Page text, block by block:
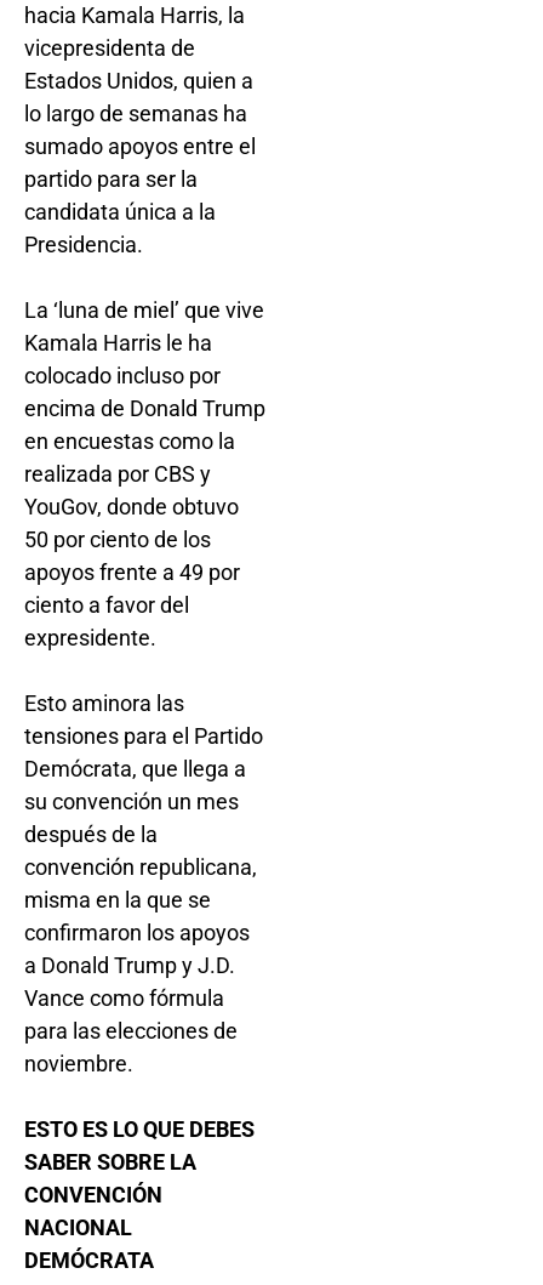
hacia Kamala Harris, la
vicepresidenta de
Estados Unidos, quien a
lo largo de semanas ha
sumado apoyos entre el
partido para ser la
candidata única a la
Presidencia.
La ‘luna de miel’ que vive
Kamala Harris le ha
colocado incluso por
encima de Donald Trump
en encuestas como la
realizada por CBS y
YouGov, donde obtuvo
50 por ciento de los
apoyos frente a 49 por
ciento a favor del
expresidente.
Esto aminora las
tensiones para el Partido
Demócrata, que llega a
su convención un mes
después de la
convención republicana,
misma en la que se
confirmaron los apoyos
a Donald Trump y J.D.
Vance como fórmula
para las elecciones de
noviembre.
ESTO ES LO QUE DEBES
SABER SOBRE LA
CONVENCIÓN
NACIONAL
DEMÓCRATA